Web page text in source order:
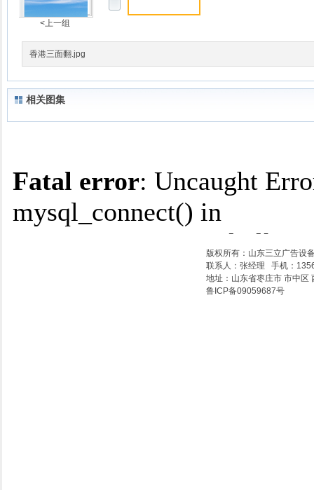
<上一组
香港三面翻.jpg
相关图集
版权所有：山东三立广告设
联系人：张经理 手机：
地址：山东省枣庄市 市中区
鲁ICP备09059687号